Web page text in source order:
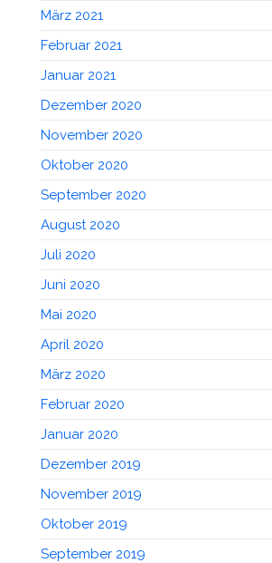
März 2021
Februar 2021
Januar 2021
Dezember 2020
November 2020
Oktober 2020
September 2020
August 2020
Juli 2020
Juni 2020
Mai 2020
April 2020
März 2020
Februar 2020
Januar 2020
Dezember 2019
November 2019
Oktober 2019
September 2019